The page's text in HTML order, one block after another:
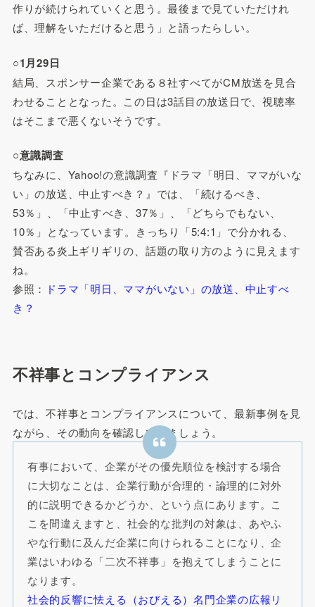
作りが続けられていくと思う。最後まで見ていただけれ
ば、理解をいただけると思う」と語ったらしい。
○1月29日
結局、スポンサー企業である８社すべてがCM放送を見合
わせることとなった。この日は3話目の放送日で、視聴率
はそこまで悪くないそうです。
○意識調査
ちなみに、Yahoo!の意識調査『ドラマ「明日、ママがいな
い」の放送、中止すべき？』では、「続けるべき、
53％」、「中止すべき、37％」、「どちらでもない、
10％」となっています。きっちり「5:4:1」で分かれる、
賛否ある炎上ギリギリの、話題の取り方のように見えます
ね。
参照： ドラマ「明日、ママがいない」の放送、中止すべ
き？
不祥事とコンプライアンス
では、不祥事とコンプライアンスについて、最新事例を見
ながら、その動向を確認してみましょう。
有事において、企業がその優先順位を検討する場合
に大切なことは、企業行動が合理的・論理的に対外
的に説明できるかどうか、という点にあります。こ
こを間違えますと、社会的な批判の対象は、あやふ
やな行動に及んだ企業に向けられることになり、企
業はいわゆる「二次不祥事」を抱えてしまうことに
なります。
社会的反響に怯える（おびえる）名門企業の広報リ